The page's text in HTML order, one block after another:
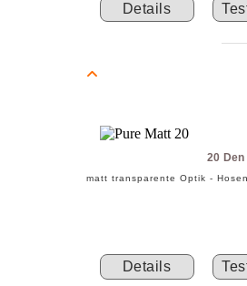
Details
20 Den
matt transparente Optik -
Details